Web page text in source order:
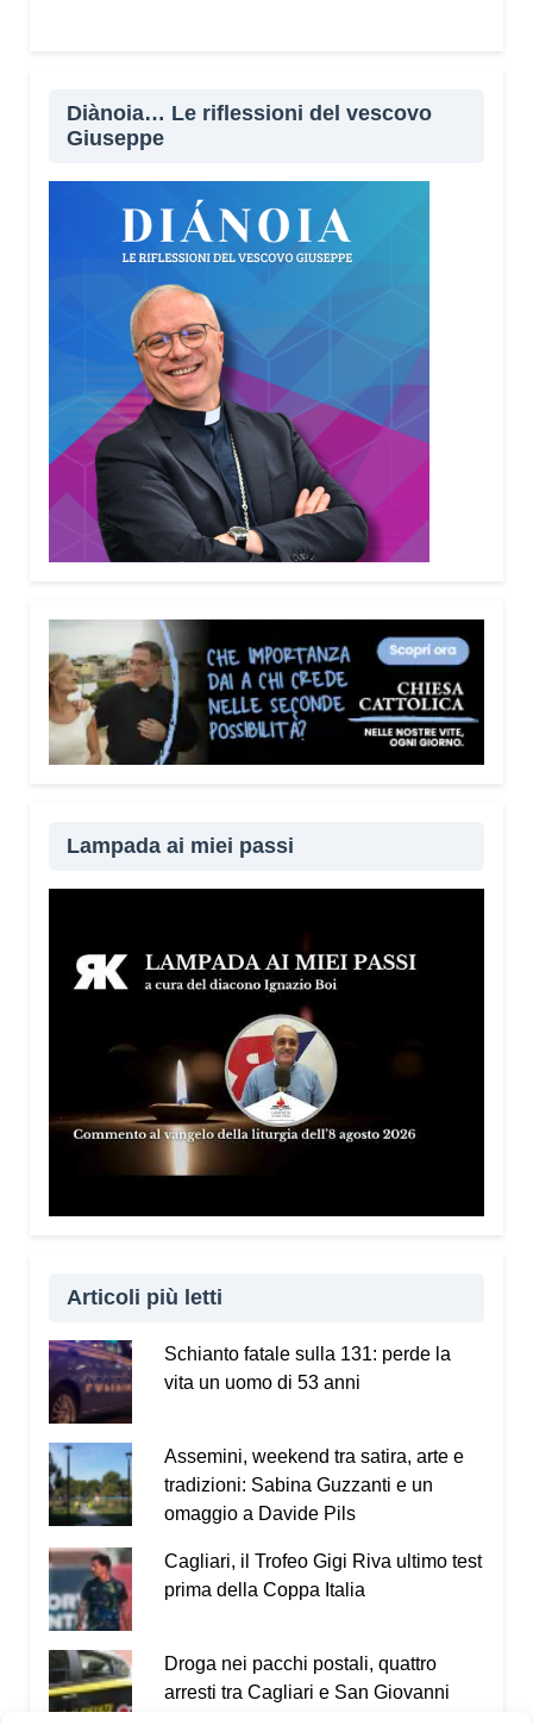
Diànoia… Le riflessioni del vescovo
Giuseppe
Lampada ai miei passi
Articoli più letti
Schianto fatale sulla 131: perde la
vita un uomo di 53 anni
Assemini, weekend tra satira, arte e
tradizioni: Sabina Guzzanti e un
omaggio a Davide Pils
Cagliari, il Trofeo Gigi Riva ultimo test
prima della Coppa Italia
Droga nei pacchi postali, quattro
arresti tra Cagliari e San Giovanni